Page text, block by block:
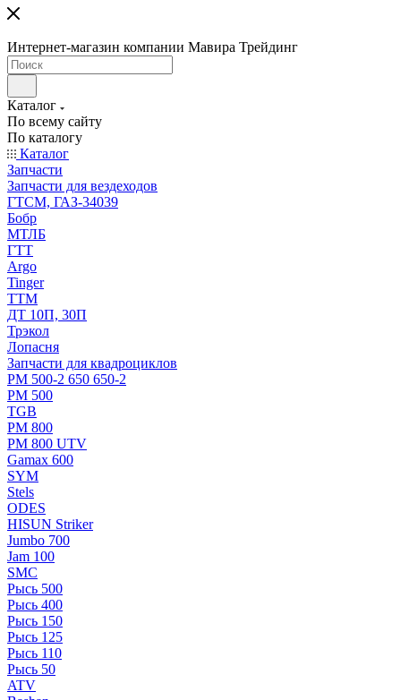
Интернет-магазин компании Мавира Трейдинг
Каталог
По всему сайту
По каталогу
Каталог
Запчасти
Запчасти для вездеходов
ГТСМ, ГАЗ-34039
Бобр
МТЛБ
ГТТ
Argo
Tinger
ТТМ
ДТ 10П, 30П
Трэкол
Лопасня
Запчасти для квадроциклов
РМ 500-2 650 650-2
РМ 500
TGB
РМ 800
РМ 800 UTV
Gamax 600
SYM
Stels
ОDЕS
HISUN Striker
Jumbo 700
Jam 100
SMC
Рысь 500
Рысь 400
Рысь 150
Рысь 125
Рысь 110
Рысь 50
ATV